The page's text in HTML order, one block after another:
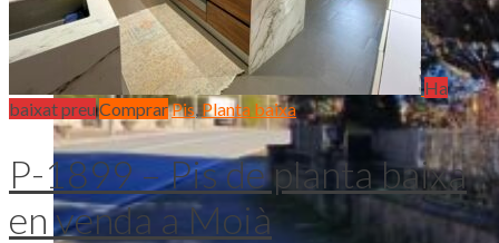
Ha
baixat preu ComprarPis, Planta baixa
P-1899 – Pis de planta baixa
en venda a Moià